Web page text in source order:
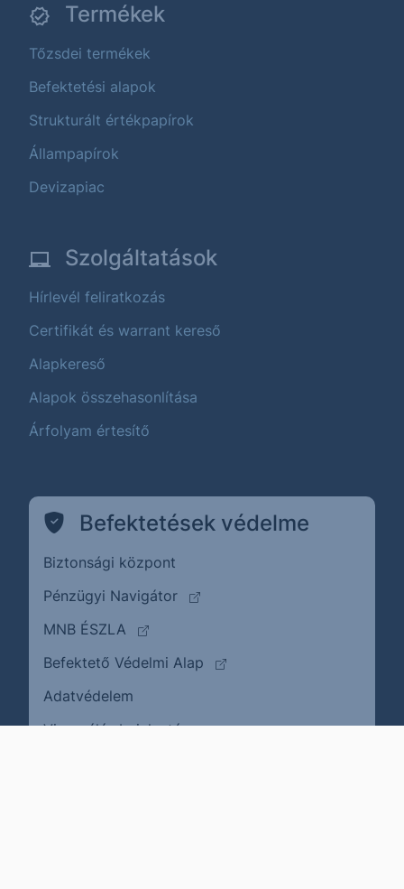
Termékek
Tőzsdei termékek
Befektetési alapok
Strukturált értékpapírok
Állampapírok
Devizapiac
Szolgáltatások
Hírlevél feliratkozás
Certifikát és warrant kereső
Alapkereső
Alapok összehasonlítása
Árfolyam értesítő
Befektetések védelme
Biztonsági központ
Pénzügyi Navigátor
(külső oldalra ugrik)
MNB ÉSZLA
(külső oldalra ugrik)
Befektető Védelmi Alap
(külső oldalra ugrik)
Adatvédelem
Visszaélés bejelentése(külső oldalra ugrik)